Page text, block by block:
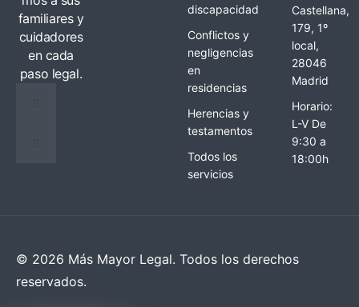
familiares y
cuidadores
en cada
paso legal.
discapacidad
Conflictos y
negligencias
en
residencias
Herencias y
testamentos
Todos los
servicios
Castellana,
179, 1º
local,
28046
Madrid
Horario:
L-V De
9:30 a
18:00h
© 2026 Más Mayor Legal. Todos los derechos
reservados.